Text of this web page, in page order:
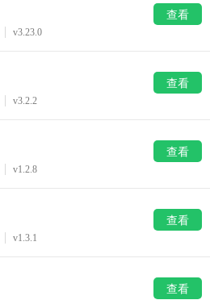
v3.23.0
查看
v3.2.2
查看
v1.2.8
查看
v1.3.1
查看
查看